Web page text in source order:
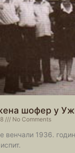
шофер у
No Comments
венчали 1936.